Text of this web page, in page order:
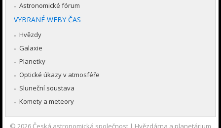
Astronomické fórum
VYBRANÉ WEBY ČAS
Hvězdy
Galaxie
Planetky
Optické úkazy v atmosféře
Sluneční soustava
Komety a meteory
© 2026 Česká astronomická společnost | Hvězdárna a planetárium